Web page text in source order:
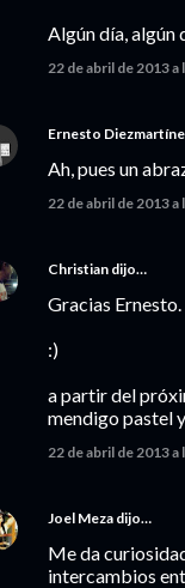
Algún día, algún
22 de abril de 2013 a
Ernesto
Ah, pues un
22 de abril de 2013 a
Christian dijo…
Gracias Ernesto.
:)
a partir del
mendigo pastel
22 de abril de 2013 a
Joel Meza dijo…
Me da
intercambios